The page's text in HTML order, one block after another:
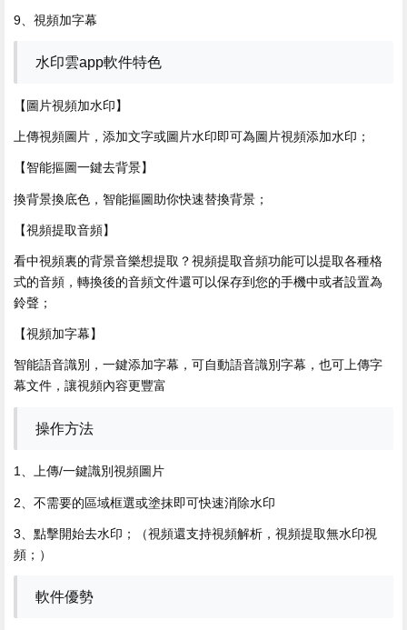
9、視頻加字幕
水印雲app軟件特色
【圖片視頻加水印】
上傳視頻圖片，添加文字或圖片水印即可為圖片視頻添加水印；
【智能摳圖一鍵去背景】
換背景換底色，智能摳圖助你快速替換背景；
【視頻提取音頻】
看中視頻裏的背景音樂想提取？視頻提取音頻功能可以提取各種格
式的音頻，轉換後的音頻文件還可以保存到您的手機中或者設置為
鈴聲；
【視頻加字幕】
智能語音識別，一鍵添加字幕，可自動語音識別字幕，也可上傳字
幕文件，讓視頻內容更豐富
操作方法
1、上傳/一鍵識別視頻圖片
2、不需要的區域框選或塗抹即可快速消除水印
3、點擊開始去水印；（視頻還支持視頻解析，視頻提取無水印視
頻；）
軟件優勢